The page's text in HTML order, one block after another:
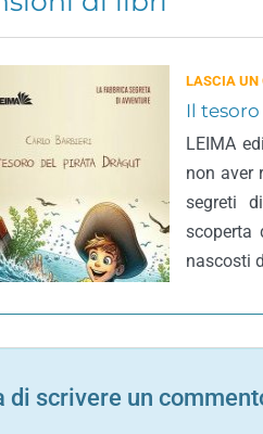
LASCIA UN
Il
LEIMA
non aver
segreti
scoperta
nascosti
di scrivere un